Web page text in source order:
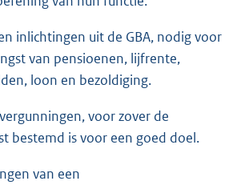
inlichtingen uit de GBA, nodig voor
van pensioenen, lijfrente,
loon en bezoldiging.
voor zover de
bestemd is voor een goed doel.
van een